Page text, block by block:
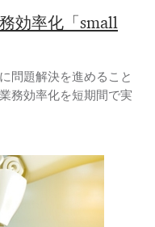
効率化「small
問題解決を進めること
務効率化を短期間で実